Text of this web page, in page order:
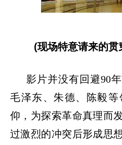
(现场特意请来的
影片并没有回避90
毛泽东、朱德、陈毅
仰，为探索革命真理而
过激烈的冲突后形成思